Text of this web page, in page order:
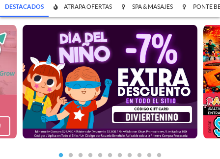
DESTACADOS ATRAPA OFERTAS SPA & MASAJES PONTE